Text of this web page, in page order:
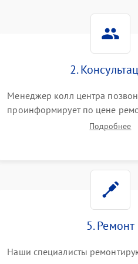
2.
Менеджер колл центра
проинформирует по цене
смарт-часов а также ответит
Подробнее
5. Ремонт
Наши специалисты